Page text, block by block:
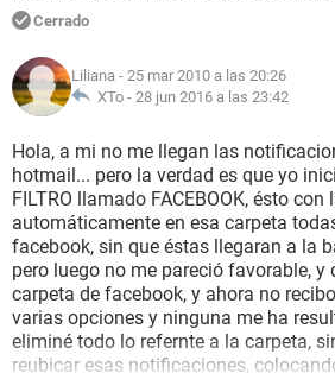
Cerrado
Liliana - 25 mar 2010 a las 20:26
XTo - 28 jun 2016 a las 23:42
Hola, a mi no me llegan las
hotmail... pero la verdad es que yo
FILTRO llamado FACEBOOK, ésto
automáticamente en esa carpeta
facebook, sin que éstas llegaran a la
pero luego no me pareció favorable, y
carpeta de facebook, y ahora no
varias opciones y ninguna me ha
eliminé todo lo refernte a la carpeta,
reubicar esas notificaciones,